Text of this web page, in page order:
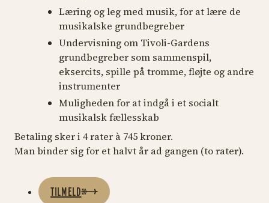
Læring og leg med musik, for at lære de
musikalske grundbegreber
Undervisning om Tivoli-Gardens
grundbegreber som sammenspil,
eksercits, spille på tromme, fløjte og andre
instrumenter
Muligheden for at indgå i et socialt
musikalsk fællesskab
Betaling sker i 4 rater à 745 kroner.
Man binder sig for et halvt år ad gangen (to rater).
TILMELD